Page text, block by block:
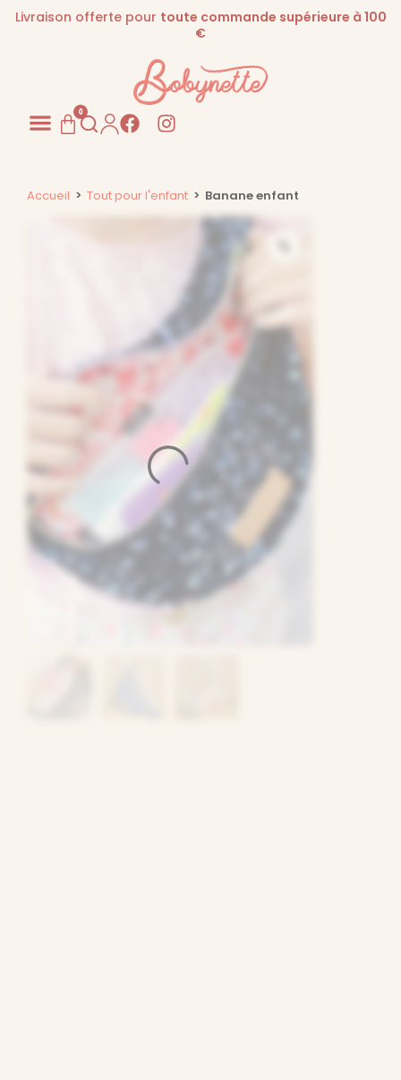
Livraison offerte pour toute commande supérieure à 100
€
0
Accueil > Tout pour l'enfant > Banane enfant